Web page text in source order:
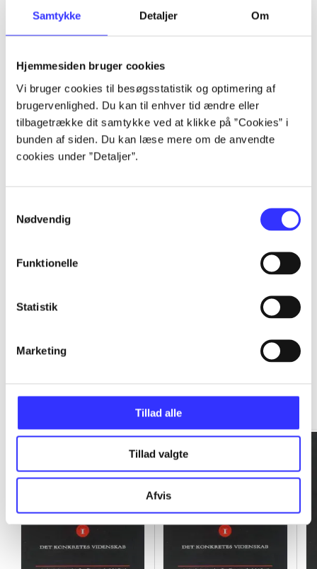
Samtykke Detaljer Om
Hjemmesiden bruger cookies
Vi bruger cookies til besøgsstatistik og optimering af
brugervenlighed. Du kan til enhver tid ændre eller
tilbagetrække dit samtykke ved at klikke på ”Cookies” i
bunden af siden. Du kan læse mere om de anvendte
cookies under ”Detaljer”.
Nødvendig
Funktionelle
Statistik
Marketing
Tillad alle
Tillad valgte
Afvis
Artikler
...
...
...
...
Gå til serien